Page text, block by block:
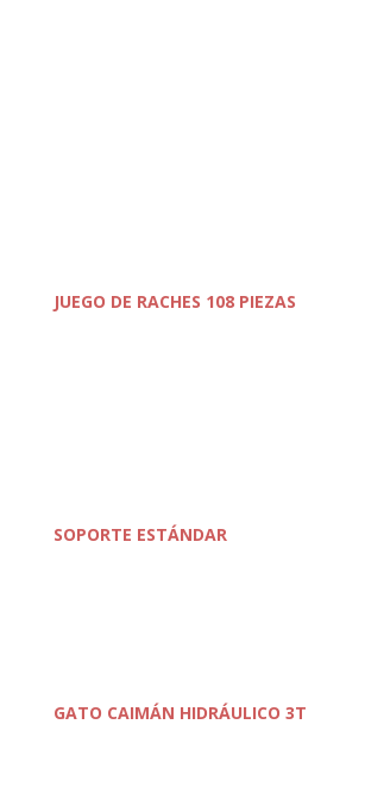
JUEGO DE RACHES 108 PIEZAS
SOPORTE ESTÁNDAR
GATO CAIMÁN HIDRÁULICO 3T